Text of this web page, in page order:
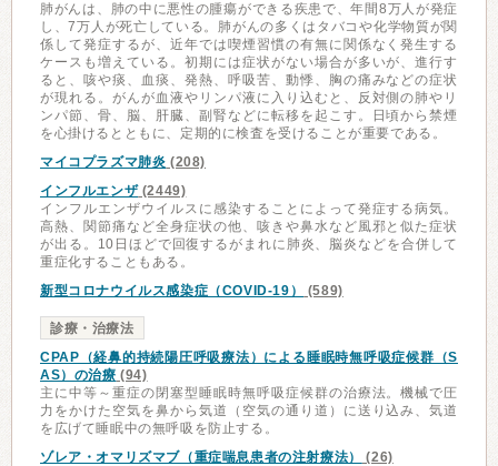
肺がんは、肺の中に悪性の腫瘍ができる疾患で、年間8万人が発症
し、7万人が死亡している。肺がんの多くはタバコや化学物質が関
係して発症するが、近年では喫煙習慣の有無に関係なく発生する
ケースも増えている。初期には症状がない場合が多いが、進行す
ると、咳や痰、血痰、発熱、呼吸苦、動悸、胸の痛みなどの症状
が現れる。がんが血液やリンパ液に入り込むと、反対側の肺やリ
ンパ節、骨、脳、肝臓、副腎などに転移を起こす。日頃から禁煙
を心掛けるとともに、定期的に検査を受けることが重要である。
マイコプラズマ肺炎 (208)
インフルエンザ(2449)
インフルエンザウイルスに感染することによって発症する病気。
高熱、関節痛など全身症状の他、咳きや鼻水など風邪と似た症状
が出る。10日ほどで回復するがまれに肺炎、脳炎などを合併して
重症化することもある。
新型コロナウイルス感染症（COVID-19）
(589)
診療・治療法
CPAP（経鼻的持続陽圧呼吸療法）による睡眠時無呼吸症候群（S
AS）の治療 (94)
主に中等～重症の閉塞型睡眠時無呼吸症候群の治療法。機械で圧
力をかけた空気を鼻から気道（空気の通り道）に送り込み、気道
を広げて睡眠中の無呼吸を防止する。
ゾレア・オマリズマブ（重症喘息患者の注射療法）
(26)